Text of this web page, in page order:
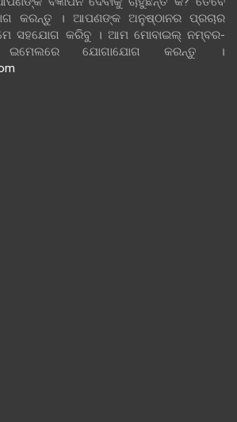
କରନ୍ତୁ । ଆପଣଙ୍କ ଅନୁଷ୍ଠାନର ପ୍ରଚାର
ସହଯୋଗ କରିବୁ । ଆମ ମୋବାଇଲ୍ ନମ୍ବର-
, ଇମେଲରେ ଯୋଗାଯୋଗ କରନ୍ତୁ ।